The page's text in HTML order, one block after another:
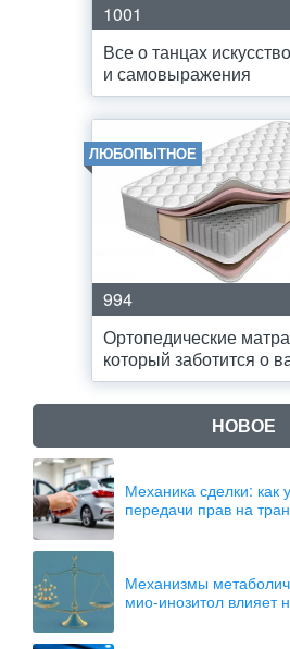
1001
Все о танцах
и самовыражения
ЛЮБОПЫТНОЕ
994
Ортопедические
который заботится о
НОВОЕ
Механика сделки: как
передачи прав на
Механизмы
мио-инозитол влияет